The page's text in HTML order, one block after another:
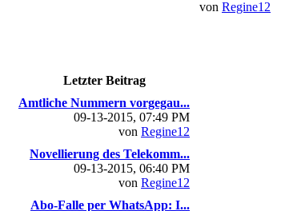
von Regine12
Letzter Beitrag
Amtliche Nummern vorgegau...
09-13-2015, 07:49 PM
von Regine12
Novellierung des Telekomm...
09-13-2015, 06:40 PM
von Regine12
Abo-Falle per WhatsApp: I...